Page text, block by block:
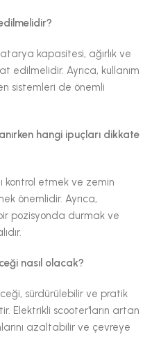
kapasitesi, ağırlık ve
edilmelidir. Ayrıca, kullanım
sistemleri de önemli
hangi ipuçları dikkate
kontrol etmek ve zemin
önemlidir. Ayrıca,
pozisyonda durmak ve
nasıl olacak?
sürdürülebilir ve pratik
Elektrikli scooter'ların artan
azaltabilir ve çevreye